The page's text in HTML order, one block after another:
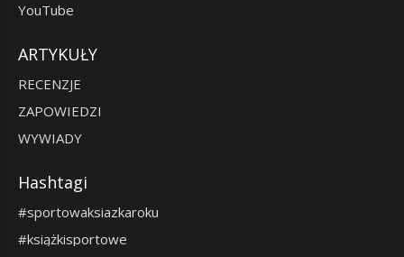
YouTube
ARTYKUŁY
RECENZJE
ZAPOWIEDZI
WYWIADY
Hashtagi
#sportowaksiazkaroku
#książkisportowe